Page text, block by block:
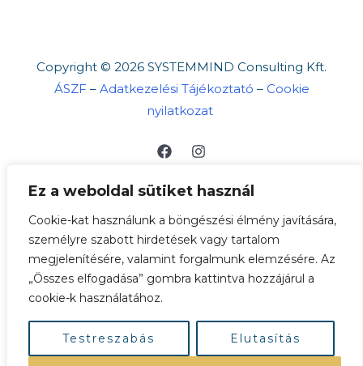
Ez a weboldal sütiket használ
Cookie-kat használunk a böngészési élmény javítására,
személyre szabott hirdetések vagy tartalom
megjelenítésére, valamint forgalmunk elemzésére. Az
„Összes elfogadása” gombra kattintva hozzájárul a
cookie-k használatához.
Testreszabás Elutasítás
Copyright © 2026 SYSTEMMIND Consulting Kft.
ÁSZF – Adatkezelési Tájékoztató – Cookie
nyilatkozat
A böngészés és bankkártyás fizetés biztonságát
SSL védelem garantálja. ➡
fizetésről